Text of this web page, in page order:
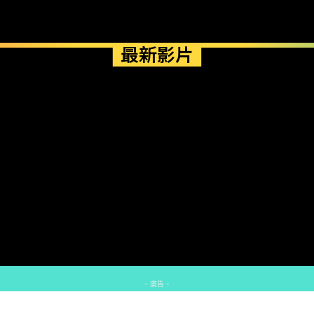
最新影片
- 廣告 -